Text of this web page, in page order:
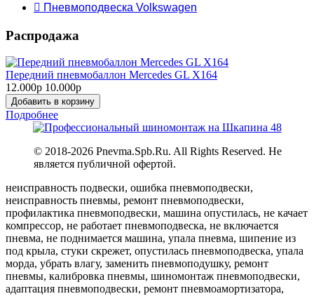
 Пневмоподвеска Volkswagen
Распродажа
Передний пневмобаллон Mercedes GL X164
12.000р 10.000р
Добавить в корзину
Подробнее
© 2018-2026 Pnevma.Spb.Ru. All Rights Reserved. Не
является публичной офертой.
неисправность подвески, ошибка пневмоподвески,
неисправность пневмы, ремонт пневмоподвески,
профилактика пневмоподвески, машина опустилась, не качает
компрессор, не работает пневмоподвеска, не включается
пневма, не поднимается машина, упала пневма, шипение из
под крыла, стуки скрежет, опустилась пневмоподвеска, упала
морда, убрать влагу, заменить пневмоподушку, ремонт
пневмы, калибровка пневмы, шиномонтаж пневмоподвески,
адаптация пневмоподвески, ремонт пневмоамортизатора,